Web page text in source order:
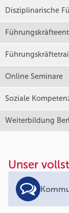
Disziplinarische
Online Seminare
Soziale
Weiterbildung
Unser